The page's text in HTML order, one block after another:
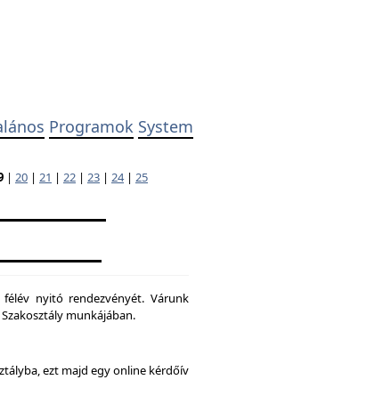
Programok System
| 20 | 21 | 22 | 23 | 24| 25
nyitó rendezvényét. Várunk
munkájában.
ezt majd egy online kérdőív